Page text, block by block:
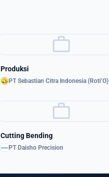
work
Produksi
PT Sebastian Citra Indonesia (Roti’O)
work
Cutting Bending
PT Daisho Precision